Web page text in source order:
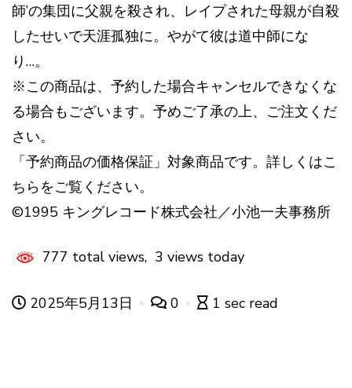
師’の集団に父親を殺され、レイプされた母親が自殺
したせいで天涯孤独に。やがて彼は道中師にな
り…。
※この商品は、予約した場合キャンセルできなくな
る場合もございます。予めご了承の上、ご注文くだ
さい。
「予約商品の価格保証」対象商品です。詳しくはこ
ちらをご覧ください。
©1995 キングレコード株式会社／小池一夫事務所
777 total views, 3 views today
2025年5月13日 0 1 sec read